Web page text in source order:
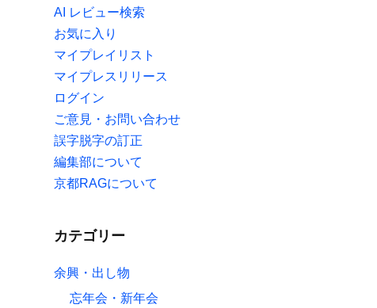
AI レビュー検索
お気に入り
マイプレイリスト
マイプレスリリース
ログイン
ご意見・お問い合わせ
誤字脱字の訂正
編集部について
京都RAGについて
カテゴリー
余興・出し物
忘年会・新年会